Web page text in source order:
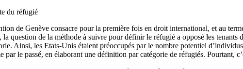
du réfugié
de Genève consacre pour la première fois en droit international, et au
question de la méthode à suivre pour définir le réfugié a opposé les tenants
Ainsi, les Etats-Unis étaient préoccupés par le nombre potentiel
le passé, en élaborant une définition par catégorie de réfugiés. Pourtant,